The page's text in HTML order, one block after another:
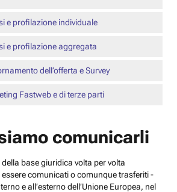
e profilazione individuale
e profilazione aggregata
dell’offerta e Survey
Fastweb e di terze parti
comunicarli
base giuridica volta per volta
comunicati o comunque trasferiti -
e all’esterno dell’Unione Europea, nel